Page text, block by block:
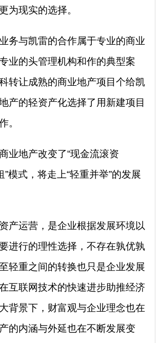
为现实的选择。
务与凯雷的合作属于专业的商业
业的头管理机构和作的典型案
转让成熟的商业地产项目个给凯
产的轻资产化选择了用新建项目
。
业地产改变了“现金流滚资
”模式，将走上“轻重并举”的发展
产运营，是企业根据发展环境以
进行的理性选择，不存在孰优孰
轻重之间的转换也只是企业发展
互联网技术的快速进步助推经济
背景下，财富观与企业理念也在
的内涵与外延也在不断发展变